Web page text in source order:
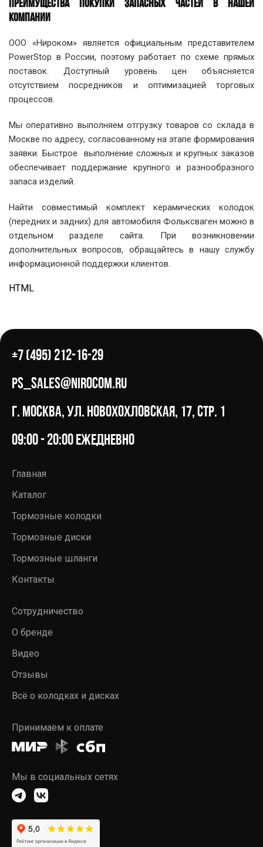
ПРЕИМУЩЕСТВА ПОКУПКИ ЗАПАСНЫХ ЧАСТЕЙ В НАШЕЙ
КОМПАНИИ
ООО «Нироком» является официальным представителем
PowerStop в России, поэтому работает по схеме прямых
поставок. Доступный уровень цен объясняется
отсутствием посредников и оптимизацией торговых
процессов.
Мы оперативно выполняем отгрузку товаров со склада в
Москве по адресу, согласованному на этапе формирования
заявки. Быстрое выполнение сложных и крупных заказов
обеспечивает поддержание крупного и разнообразного
запаса изделий.
Найти совместимый комплект керамических колодок
(передних и задних) для автомобиля Фольксваген можно в
отдельном разделе сайта. При возникновении
дополнительных вопросов, обращайтесь в нашу службу
информационной поддержки клиентов.
HTML
+7 (495) 212-16-29
ps_sales@nirocom.ru
г. Москва, ул. Новохохловская, 17, стр. 1
09:00 - 20:00 ежедневно
Главная
Каталог
Тормозные колодки
Тормозные диски
Тормозные шланги
Контакты
Сотрудничество
О бренде
Видео
Отзывы
Всё о колодках и дисках
Принимаем к оплате
Мы в социальных сетях